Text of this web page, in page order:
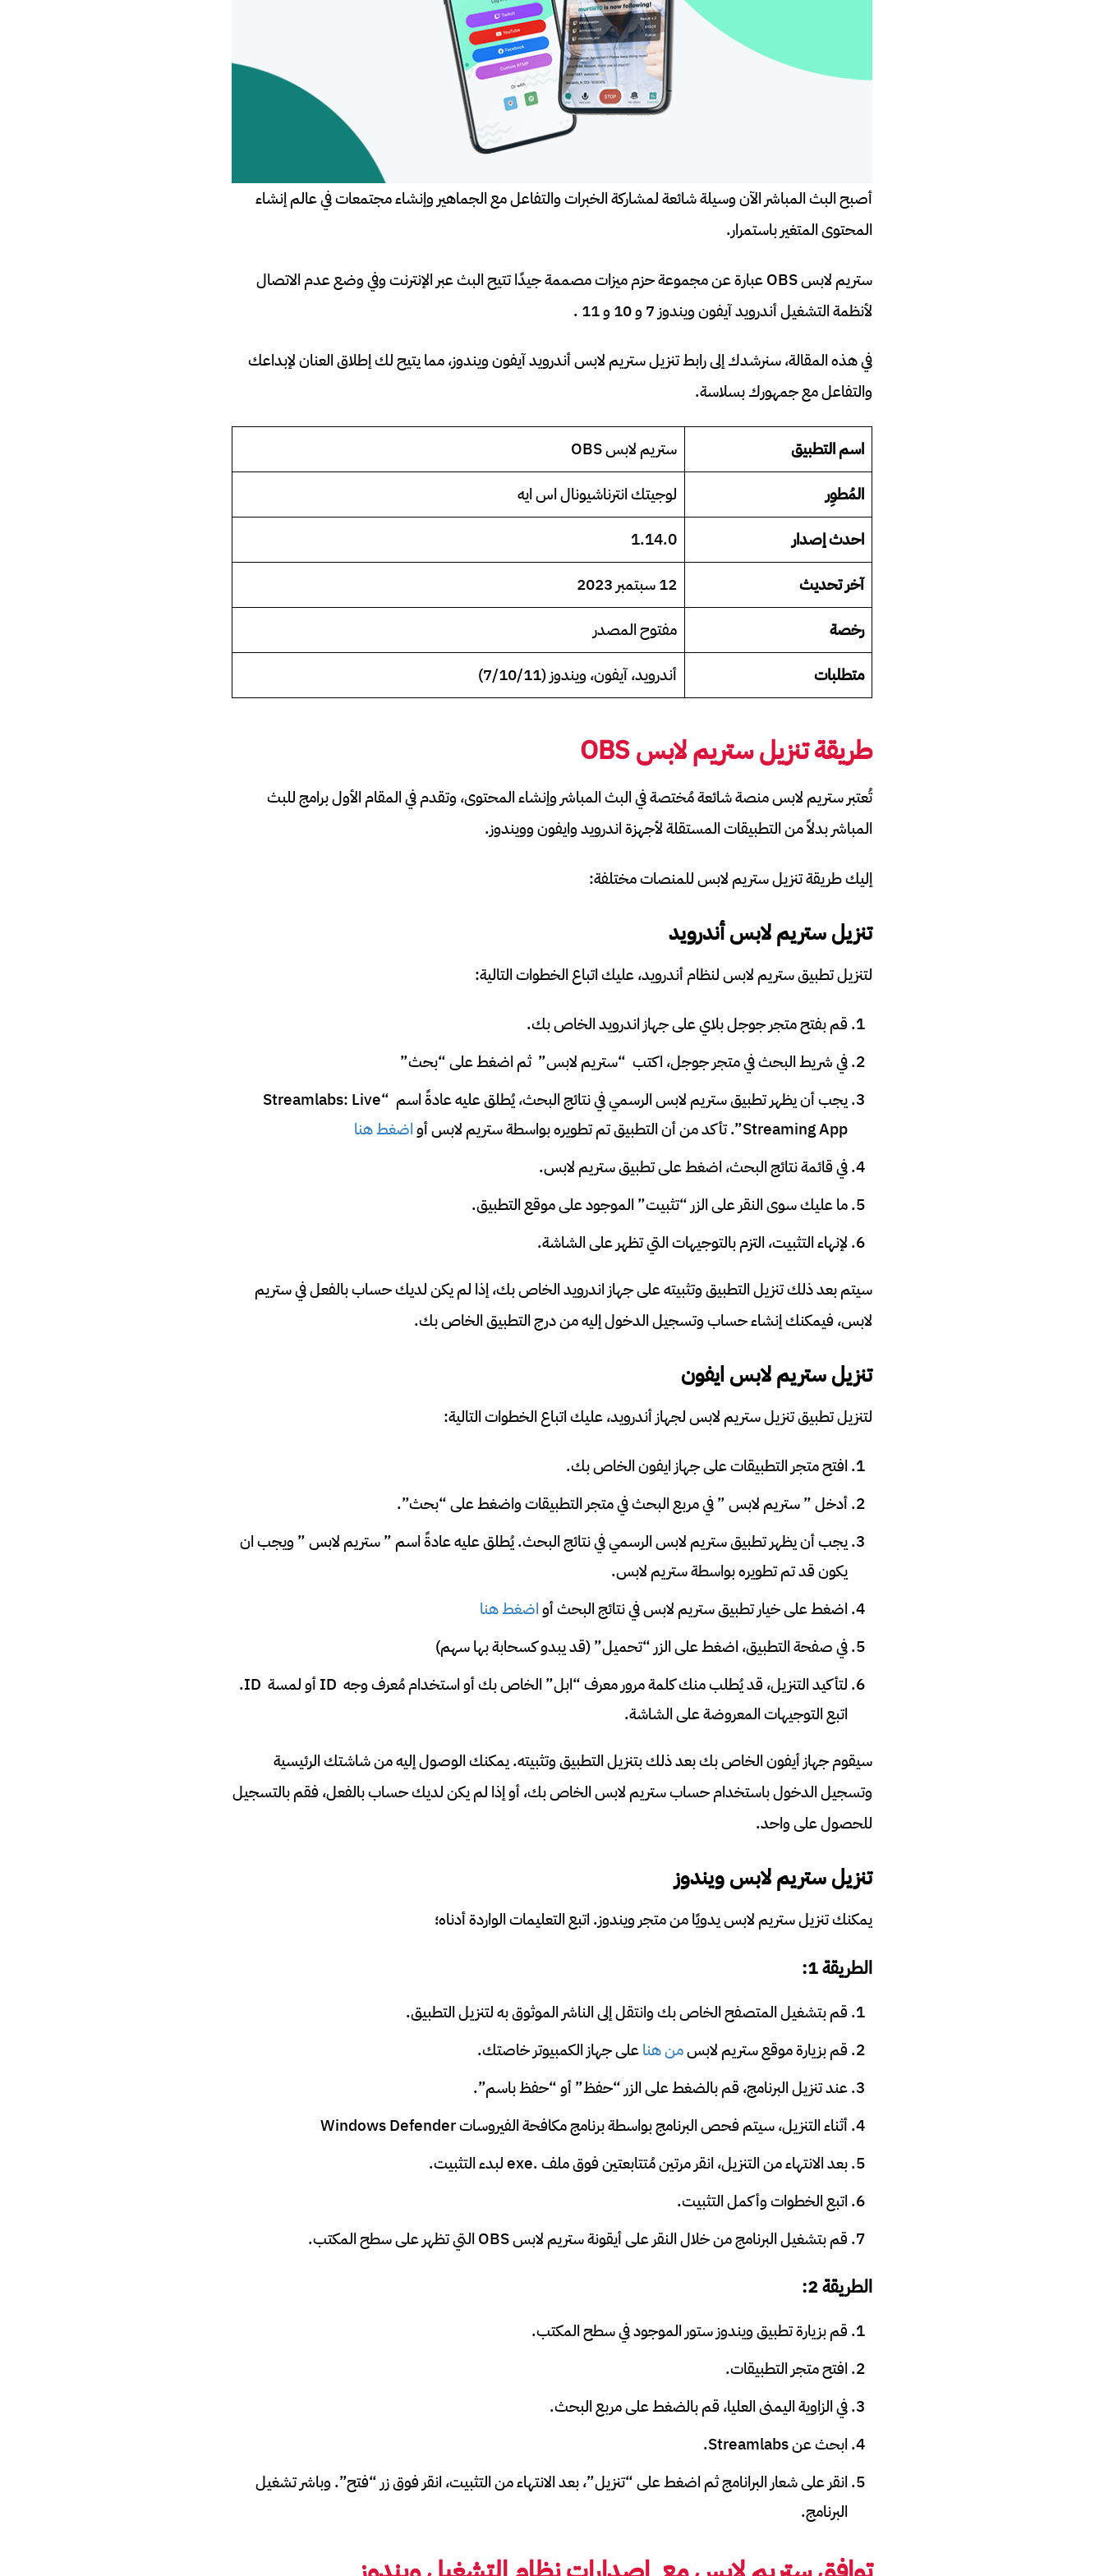
أصبح البث المباشر الآن وسيلة شائعة لمشاركة الخبرات والتفاعل مع الجماهير وإنشاء مجتمعات في عالم إنشاء
المحتوى المتغير باستمرار.
ستريم لابس OBS عبارة عن مجموعة حزم ميزات مصممة جيدًا تتيح البث عبر الإنترنت وفي وضع عدم الاتصال
لأنظمة التشغيل أندرويد آيفون ويندوز 7 و 10 و 11 .
في هذه المقالة، سنرشدك إلى رابط تنزيل ستريم لابس أندرويد آيفون ويندوز، مما يتيح لك إطلاق العنان لإبداعك
والتفاعل مع جمهورك بسلاسة.
اسم التطبيق
ستريم لابس OBS
المُطوِر
لوجيتك انترناشيونال اس ايه
احدث إصدار
1.14.0
آخر تحديث
12 سبتمبر 2023
رخصة
مفتوح المصدر
متطلبات
أندرويد، آيفون، ويندوز (7/10/11)
طريقة تنزيل ستريم لابسOBS
تُعتبر ستريم لابس منصة شائعة مُختصة في البث المباشر وإنشاء المحتوى، وتقدم في المقام الأول برامج للبث
المباشر بدلاً من التطبيقات المستقلة لأجهزة اندرويد وايفون وويندوز.
إليك طريقة تنزيل ستريم لابس للمنصات مختلفة:
تنزيل ستريم لابس أندرويد
لتنزيل تطبيق ستريم لابس لنظام أندرويد، عليك اتباع الخطوات التالية:
قم بفتح متجر جوجل بلاي على جهاز اندرويد الخاص بك.
في شريط البحث في متجر جوجل، اكتب “ستريم لابس” ثم اضغط على “بحث”
يجب أن يظهر تطبيق ستريم لابس الرسمي في نتائج البحث، يُطلق عليه عادةً اسم “Streamlabs: Live
Streaming App”. تأكد من أن التطبيق تم تطويره بواسطة ستريم لابس أو
اضغط هنا
في قائمة نتائج البحث، اضغط على تطبيق ستريم لابس.
ما عليك سوى النقر على الزر “تثبيت” الموجود على موقع التطبيق.
لإنهاء التثبيت، التزم بالتوجيهات التي تظهر على الشاشة.
سيتم بعد ذلك تنزيل التطبيق وتثبيته على جهاز اندرويد الخاص بك، إذا لم يكن لديك حساب بالفعل في ستريم
لابس، فيمكنك إنشاء حساب وتسجيل الدخول إليه من درج التطبيق الخاص بك.
تنزيل ستريم لابس ايفون
لتنزيل تطبيق تنزيل ستريم لابس لجهاز أندرويد، عليك اتباع الخطوات التالية:
افتح متجر التطبيقات على جهاز ايفون الخاص بك.
أدخل ” ستريم لابس ” في مربع البحث في متجر التطبيقات واضغط على “بحث”.
يجب أن يظهر تطبيق ستريم لابس الرسمي في نتائج البحث. يُطلق عليه عادةً اسم ” ستريم لابس ” ويجب ان
يكون قد تم تطويره بواسطة ستريم لابس.
اضغط على خيار تطبيق ستريم لابس في نتائج البحث أواضغط هنا
في صفحة التطبيق، اضغط على الزر “تحميل” (قد يبدو كسحابة بها سهم)
لتأكيد التنزيل، قد يُطلب منك كلمة مرور معرف “ابل” الخاص بك أو استخدام مُعرف وجه ID أو لمسة ID.
اتبع التوجيهات المعروضة على الشاشة.
سيقوم جهاز أيفون الخاص بك بعد ذلك بتنزيل التطبيق وتثبيته. يمكنك الوصول إليه من شاشتك الرئيسية
وتسجيل الدخول باستخدام حساب ستريم لابس الخاص بك، أو إذا لم يكن لديك حساب بالفعل، فقم بالتسجيل
للحصول على واحد.
تنزيل ستريم لابس ويندوز
يمكنك تنزيل ستريم لابس يدويًا من متجر ويندوز. اتبع التعليمات الواردة أدناه؛
الطريقة 1 :
قم بتشغيل المتصفح الخاص بك وانتقل إلى الناشر الموثوق به لتنزيل التطبيق.
قم بزيارة موقع ستريم لابسمن هناعلى جهاز الكمبيوتر خاصتك.
عند تنزيل البرنامج، قم بالضغط على الزر “حفظ” أو “حفظ باسم”.
أثناء التنزيل، سيتم فحص البرنامج بواسطة برنامج مكافحة الفيروسات Windows Defender
بعد الانتهاء من التنزيل، انقر مرتين مُتتابعتين فوق ملف .exe لبدء التثبيت.
اتبع الخطوات وأكمل التثبيت.
قم بتشغيل البرنامج من خلال النقر على أيقونة ستريم لابس OBS التي تظهر على سطح المكتب.
الطريقة 2:
قم بزيارة تطبيق ويندوز ستور الموجود في سطح المكتب.
افتح متجر التطبيقات.
في الزاوية اليمنى العليا، قم بالضغط على مربع البحث.
ابحث عن Streamlabs.
انقر على شعار البرانامج ثم اضغط على “تنزيل”، بعد الانتهاء من التثبيت، انقر فوق زر “فتح”. وباشر تشغيل
البرنامج.